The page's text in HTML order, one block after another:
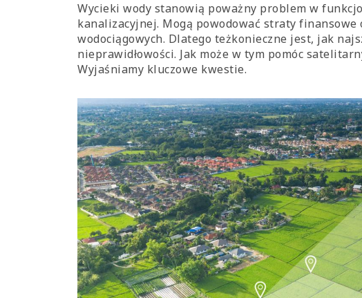
Wycieki wody stanowią poważny problem w
kanalizacyjnej. Mogą powodować straty finansowe
wodociągowych. Dlatego teżkonieczne jest, jak
nieprawidłowości. Jak może w tym pomóc
Wyjaśniamy kluczowe kwestie.